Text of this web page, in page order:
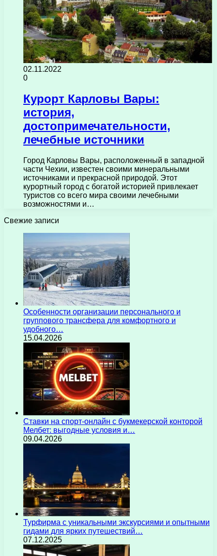
02.11.2022
0
Курорт Карловы Вары:
история,
достопримечательности,
лечебные источники
Город Карловы Вары, расположенный в западной
части Чехии, известен своими минеральными
источниками и прекрасной природой. Этот
курортный город с богатой историей привлекает
туристов со всего мира своими лечебными
возможностями и…
Свежие записи
Особенности организации персонального и
группового трансфера для комфортного и
удобного…
15.04.2026
Ставки на спорт-онлайн с букмекерской конторой
Мелбет: выгодные условия и…
09.04.2026
Турфирма с уникальными экскурсиями и опытными
гидами для ярких путешествий…
07.12.2025